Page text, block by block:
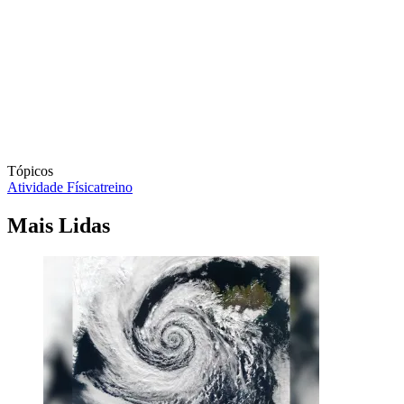
Tópicos
Atividade Físicatreino
Mais Lidas